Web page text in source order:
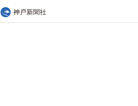
神戸新聞社